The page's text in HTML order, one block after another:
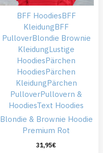
BFF HoodiesBFF
KleidungBFF
PulloverBlondie Brownie
KleidungLustige
HoodiesPärchen
HoodiesPärchen
KleidungPärchen
PulloverPullovern &
HoodiesText Hoodies
Blondie & Brownie Hoodie
Premium Rot
31,95€